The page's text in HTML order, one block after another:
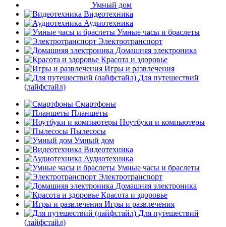
Умный дом
Видеотехника
Аудиотехника
Умные часы и браслеты
Электротранспорт
Домашняя электроника
Красота и здоровье
Игры и развлечения
Для путешествий
(лайфстайл)
Смартфоны
Планшеты
Ноутбуки и компьютеры
Пылесосы
Умный дом
Видеотехника
Аудиотехника
Умные часы и браслеты
Электротранспорт
Домашняя электроника
Красота и здоровье
Игры и развлечения
Для путешествий
(лайфстайл)